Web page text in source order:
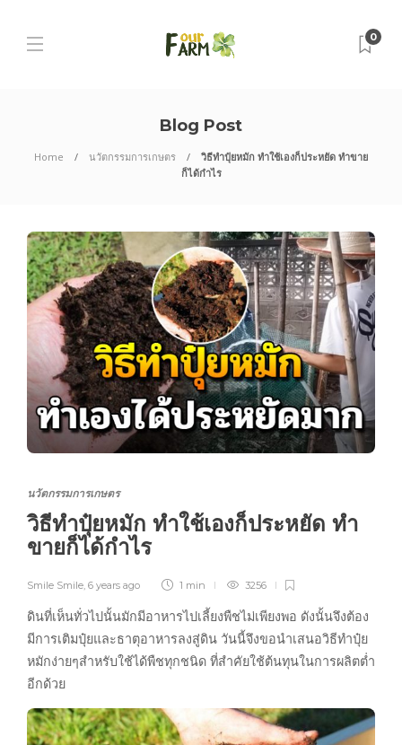
0
Blog Post
Home นวัตกรรมการเกษตร
วิธีทำปุ๋ยหมัก ทำใช้เองก็ประหยัด ทำขาย
ก็ได้กำไร
นวัตกรรมการเกษตร
วิธีทำปุ๋ยหมัก ทำใช้เองก็ประหยัด ทำ
ขายก็ได้กำไร
Smile Smile 6 years ago 1 min 3256
ดินที่เห็นทั่วไปนั้นมักมีอาหารไปเลี้ยงพืชไม่เพียงพอ ดังนั้นจึงต้อง
มีการเติมปุ๋ยและธาตุอาหารลงสู่ดิน วันนี้จึงขอนำเสนอวิธีทำปุ๋ย
หมักง่ายๆสำหรับใช้ได้พืชทุกชนิด ที่สำคัยใช้ต้นทุนในการผลิตต่ำ
อีกด้วย